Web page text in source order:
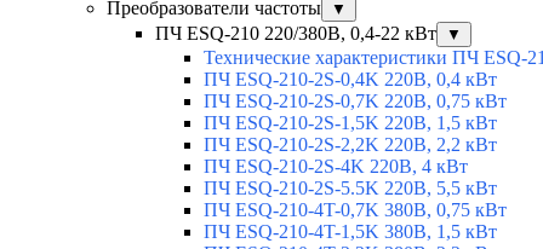
Преобразователи частоты ▼
ПЧ ESQ-210 220/380В, 0,4-22 кВт ▼
Технические характеристики ПЧ ESQ-
ПЧ ESQ-210-2S-0,4K 220В, 0,4 кВт
ПЧ ESQ-210-2S-0,7K 220В, 0,75 кВт
ПЧ ESQ-210-2S-1,5K 220В, 1,5 кВт
ПЧ ESQ-210-2S-2,2K 220В, 2,2 кВт
ПЧ ESQ-210-2S-4K 220В, 4 кВт
ПЧ ESQ-210-2S-5.5K 220В, 5,5 кВт
ПЧ ESQ-210-4T-0,7K 380В, 0,75 кВт
ПЧ ESQ-210-4T-1,5K 380В, 1,5 кВт